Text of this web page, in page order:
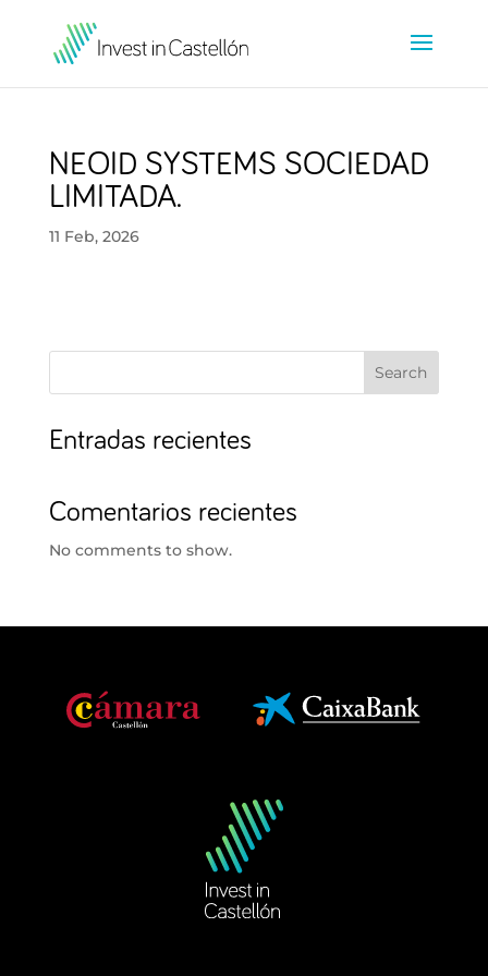
NEOID SYSTEMS SOCIEDAD
LIMITADA.
11 Feb, 2026
Search
Entradas recientes
Comentarios recientes
No comments to show.